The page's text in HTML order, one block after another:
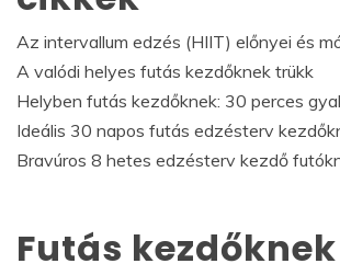
Az intervallum edzés (HIIT) előnyei és
A valódi helyes futás kezdőknek trükk
Helyben futás kezdőknek: 30 perces
Ideális 30 napos futás edzésterv
Bravúros 8 hetes edzésterv kezdő
Futás kezdőknek